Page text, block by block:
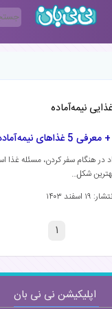
نیمه‌آماده
مناسب برای سفر
در هنگام سفر کردن، مسئله
شکل…
۱۹ اسفند ۱۴۰۳
۱
اپلیکیشن نی نی بان